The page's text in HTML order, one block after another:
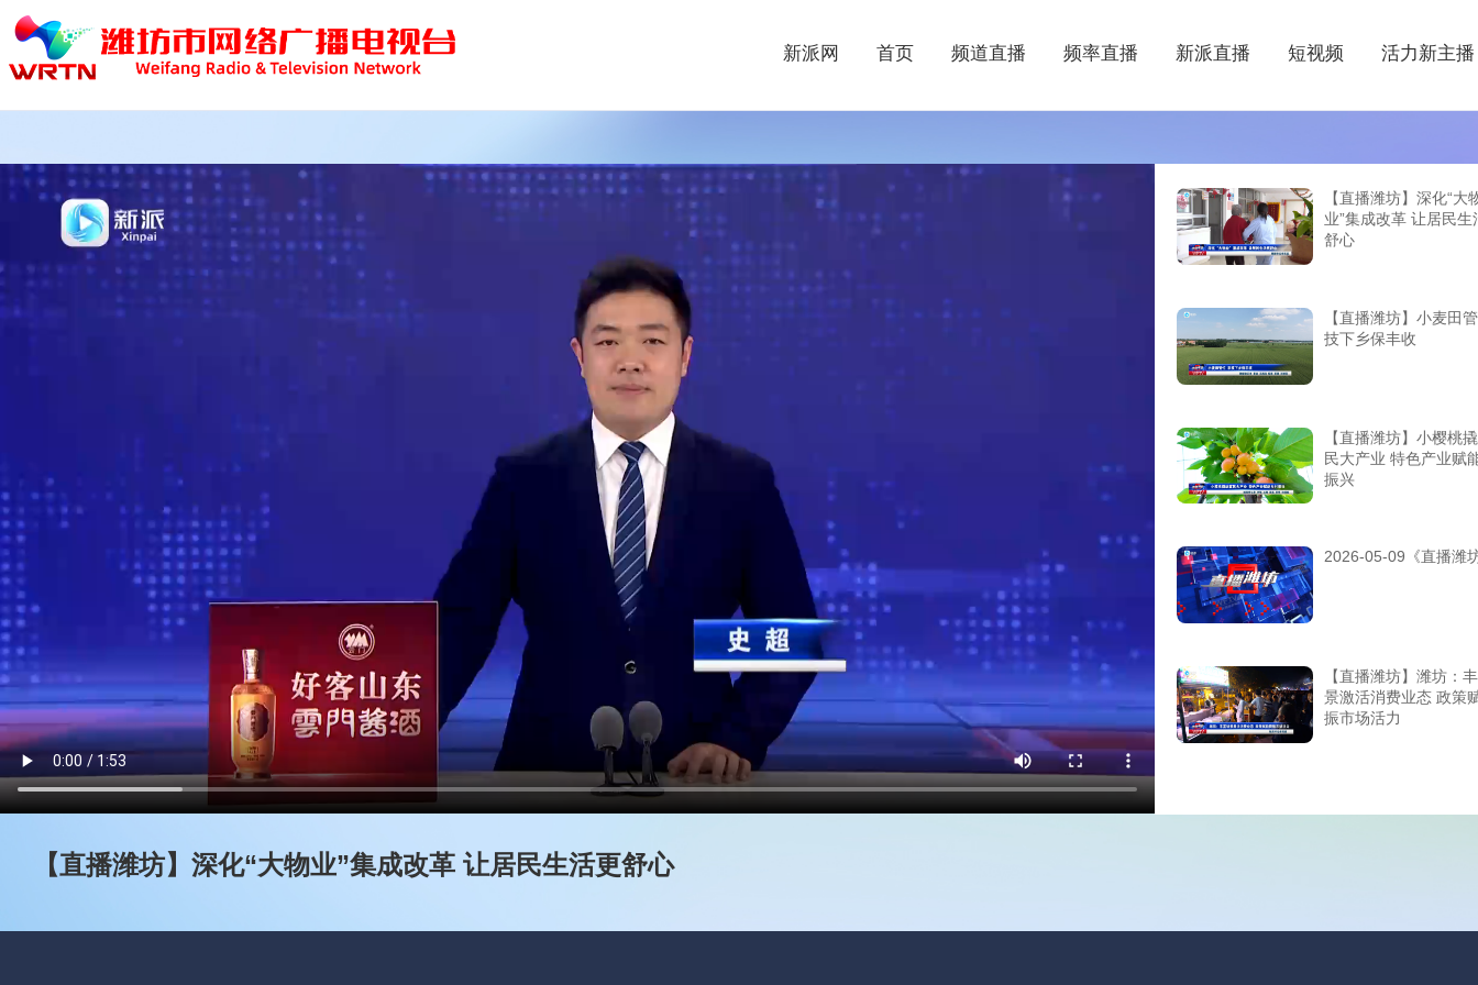
新派网 首页 频道直播 频率直播 新派直播 短视频 活力新主播
【直播潍坊】深化“大物业”集成改革 让居民生活更舒心
【直播潍坊】深化“大
业”集成改革 让居民生
舒心
【直播潍坊】小麦田
技下乡保丰收
【直播潍坊】小樱桃
民大产业 特色产业赋
振兴
2026-05-09《直播潍
【直播潍坊】潍坊：
景激活消费业态 政策
振市场活力